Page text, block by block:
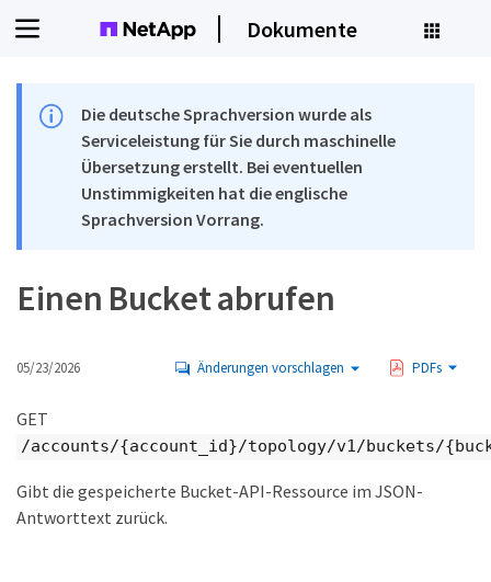
Dokumente
Die deutsche Sprachversion wurde als
Serviceleistung für Sie durch maschinelle
Übersetzung erstellt. Bei eventuellen
Unstimmigkeiten hat die englische
Sprachversion Vorrang.
Einen Bucket abrufen
05/23/2026 Änderungen vorschlagen PDFs
GET
/accounts/{account_id}/topology/v1/buckets/
Gibt die gespeicherte Bucket-API-Ressource im JSON-
Antworttext zurück.